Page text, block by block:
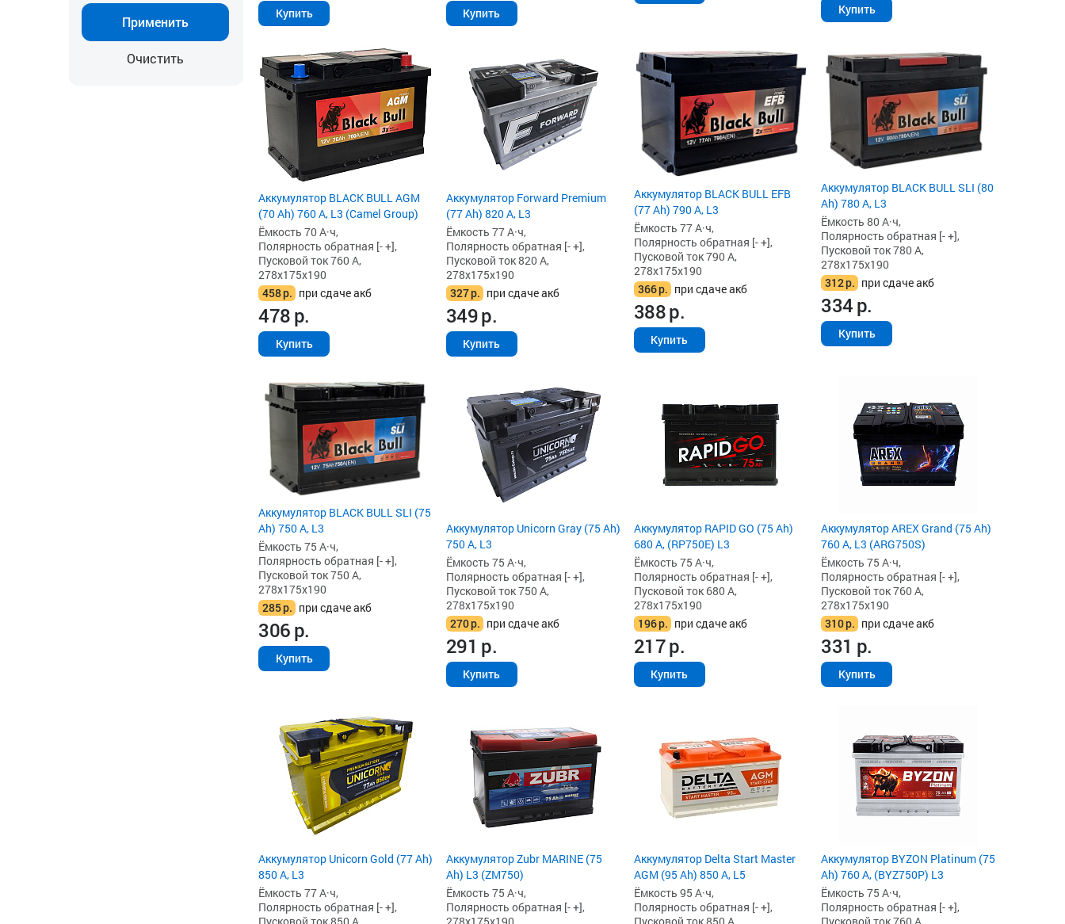
Применить
Очистить
Купить Купить Купить
Аккумулятор BLACK BULL AGM
(70 Ah) 760 А, L3 (Camel Group)
Ёмкость 70 А·ч,
Полярность обратная [- +],
Пусковой ток 760 А,
278x175x190
458р. при сдаче акб
478р.
Купить
Аккумулятор Forward Premium
(77 Ah) 820 А, L3
Ёмкость 77 А·ч,
Полярность обратная [- +],
Пусковой ток 820 А,
278x175x190
327р. при сдаче акб
349р.
Купить
Аккумулятор BLACK BULL EFB
(77 Ah) 790 А, L3
Ёмкость 77 А·ч,
Полярность обратная [- +],
Пусковой ток 790 А,
278x175x190
366р. при сдаче акб
388р.
Купить
Аккумулятор BLACK BULL SLI (80
Ah) 780 А, L3
Ёмкость 80 А·ч,
Полярность обратная [- +],
Пусковой ток 780 А,
278x175x190
312р. при сдаче акб
334р.
Купить
Аккумулятор BLACK BULL SLI (75
Ah) 750 А, L3
Ёмкость 75 А·ч,
Полярность обратная [- +],
Пусковой ток 750 А,
278x175x190
285р. при сдаче акб
306р.
Купить
Аккумулятор Unicorn Gray (75 Ah)
750 А, L3
Ёмкость 75 А·ч,
Полярность обратная [- +],
Пусковой ток 750 А,
278x175x190
270р. при сдаче акб
291 р.
Купить
Аккумулятор RAPID GO (75 Ah)
680 А, (RP750E) L3
Ёмкость 75 А·ч,
Полярность обратная [- +],
Пусковой ток 680 А,
278x175x190
196р. при сдаче акб
217р.
Купить
Аккумулятор AREX Grand (75 Ah)
760 А, L3 (ARG750S)
Ёмкость 75 А·ч,
Полярность обратная [- +],
Пусковой ток 760 А,
278x175x190
310р. при сдаче акб
331 р.
Купить
Аккумулятор Unicorn Gold (77 Ah)
850 А, L3
Ёмкость 77 А·ч,
Полярность обратная [- +],
Аккумулятор Zubr MARINE (75
Ah) L3 (ZM750)
Ёмкость 75 А·ч,
Полярность обратная [- +],
Аккумулятор Delta Start Master
AGM (95 Ah) 850 А, L5
Ёмкость 95 А·ч,
Полярность обратная [- +],
Аккумулятор BYZON Platinum (75
Ah) 760 А, (BYZ750P) L3
Ёмкость 75 А·ч,
Полярность обратная [- +],